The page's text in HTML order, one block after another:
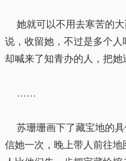
她就可以不用去寒苦的大
说，收留她，不过是多个
却喊来了知青办的人，把她
……
苏珊珊画下了藏宝地的具
信她一次，晚上带人前往